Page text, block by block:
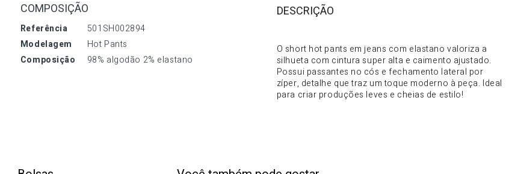
COMPOSIÇÃO
referência
501SH002894
modelagem
Hot Pants
composição
98% algodão 2% elastano
O short hot pants em jeans com elastano valoriza a
silhueta com cintura super alta e caimento ajustado.
Possui passantes no cós e fechamento lateral por
zíper, detalhe que traz um toque moderno à peça. Ideal
para criar produções leves e cheias de estilo!